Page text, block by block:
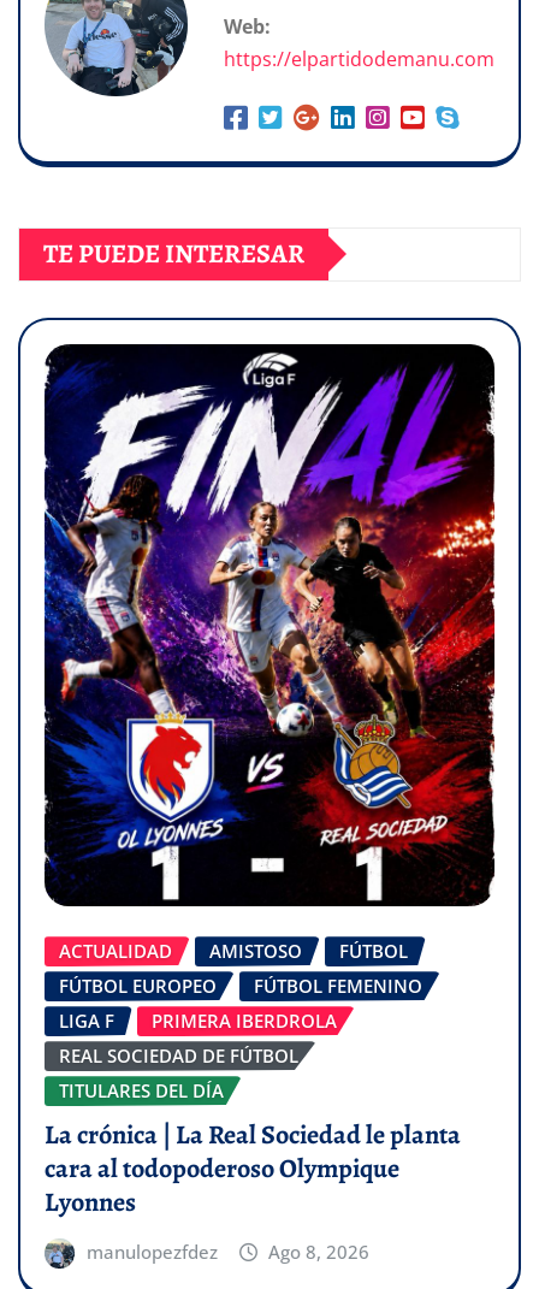
Web:
https://elpartidodemanu.com
TE PUEDE INTERESAR
ACTUALIDAD AMISTOSO
FÚTBOL
FÚTBOL EUROPEO
FÚTBOL FEMENINO
LIGA F
PRIMERA IBERDROLA
REAL SOCIEDAD DE FÚTBOL
TITULARES DEL DÍA
La crónica | La Real Sociedad le planta
cara al todopoderoso Olympique
Lyonnes
manulopezfdez Ago 8, 2026